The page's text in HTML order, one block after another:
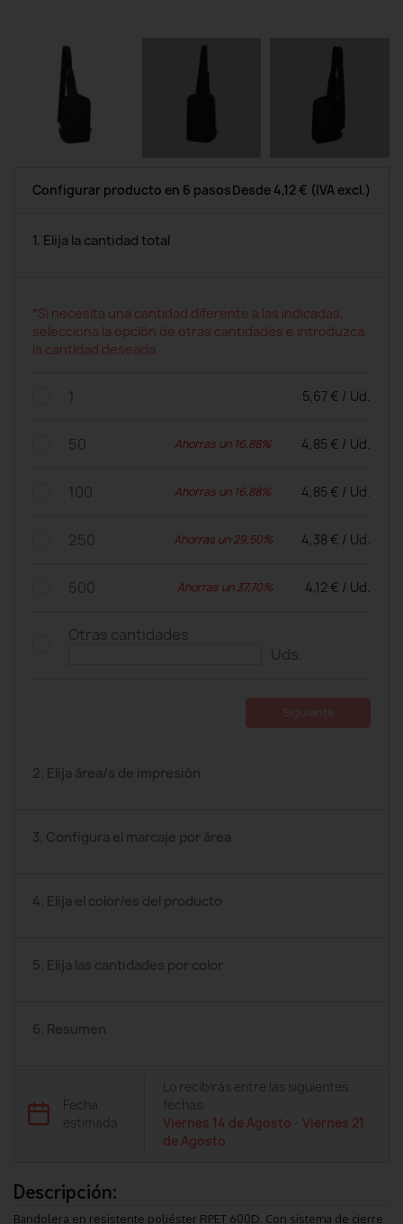
Configurar producto en 6 pasosDesde 4,12 € (IVA excl.)
1. Elija la cantidad total
*Si necesita una cantidad diferente a las indicadas,
selecciona la opción de otras cantidades e introduzca
la cantidad deseada
1 5,67 € / Ud.
50 Ahorras un 16,88% 4,85 € / Ud.
100 Ahorras un 16,88% 4,85 € / Ud.
250 Ahorras un 29,50% 4,38 € / Ud.
500 Ahorras un 37,70% 4,12 € / Ud.
Otras cantidades
Uds.
2. Elija área/s de impresión
3. Configura el marcaje por área
4. Elija el color/es del producto
5. Elija las cantidades por color
6. Resumen
Fecha
estimada
Lo recibirás entre las siguientes
fechas:
Viernes 14 de Agosto -Viernes 21
de Agosto
Descripción:
Bandolera en resistente poliéster RPET 600D. Con sistema de cierre